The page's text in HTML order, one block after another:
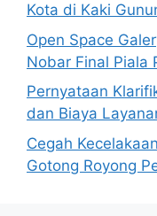
Kota di Kaki
Open Space
Nobar Final Piala
Pernyataan
dan Biaya
Cegah
Gotong Royong